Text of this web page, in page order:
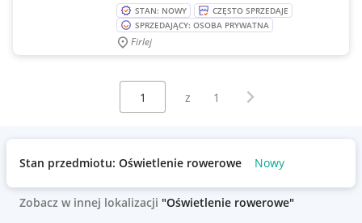
STAN: NOWY
CZĘSTO SPRZEDAJE
SPRZEDAJĄCY: OSOBA PRYWATNA
Firlej
Wybierz stronę:
z 1 Następna strona
Stan przedmiotu: Oświetlenie rowerowe Nowy
Zobacz w innej lokalizacji "Oświetlenie rowerowe"